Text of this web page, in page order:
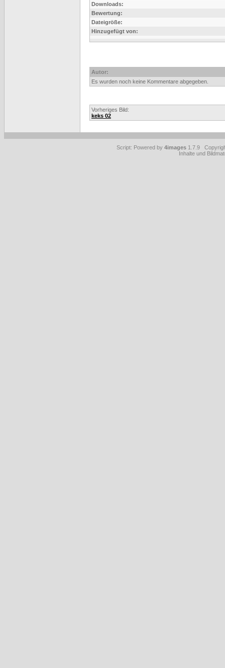
Downloads:
Bewertung:
Dateigröße:
Hinzugefügt von:
Autor:
Es wurden noch keine Kommentare abgegeben.
Vorheriges Bild:
keks 02
Script: Powered by 4images 1.7.9
Inhalte und